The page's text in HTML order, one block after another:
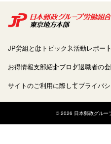
JP労組とは トピックス活動レポート
お得情報支部紹介ブログ退職者の会
サイトのご利用に際してプライバ
© 2026 日本郵政グルー